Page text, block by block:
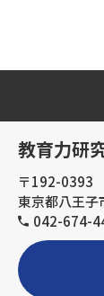
教育力研
〒192-0393
東京都八王
042-674-